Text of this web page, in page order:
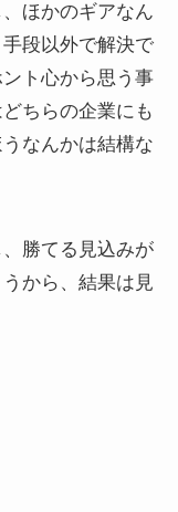
ほかのギアなん
段以外で解決で
ト心から思う事
ちらの企業にも
なんかは結構な
勝てる見込みが
から、結果は見